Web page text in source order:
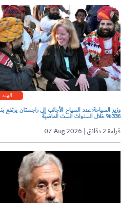
الهند
وزير السياحة: عدد السياح الأجانب إلى راجستان يرتفع
336% خلال السنوات الست الماضية
07 Aug 2026 | قراءة 2 دقائق